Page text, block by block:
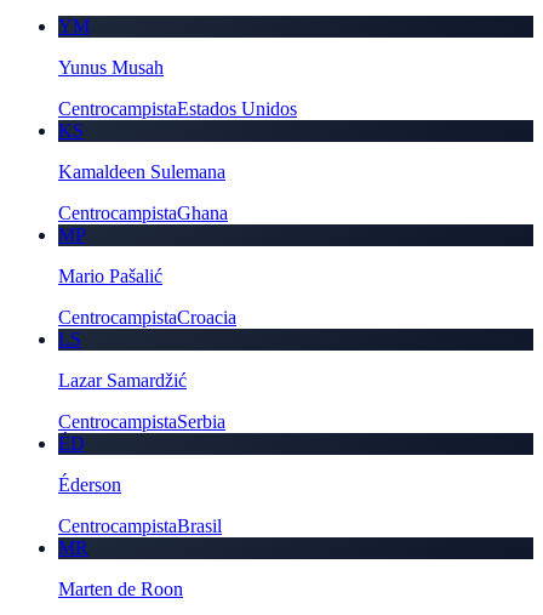
YM
Yunus Musah
CentrocampistaEstados Unidos
KS
Kamaldeen Sulemana
CentrocampistaGhana
MP
Mario Pašalić
CentrocampistaCroacia
LS
Lazar Samardžić
CentrocampistaSerbia
ÉD
Éderson
CentrocampistaBrasil
MR
Marten de Roon